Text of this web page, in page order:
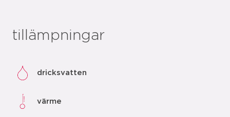
tillämpningar
dricksvatten
värme